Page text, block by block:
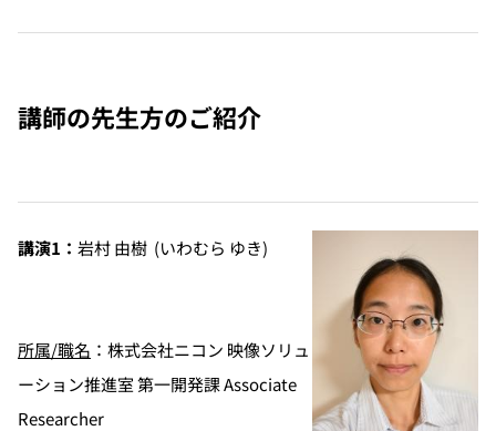
講師の先生方のご紹介
講演1： 岩村 由樹 (いわむら ゆき)
所属/職名 ：株式会社ニコン 映像ソリュ
ーション推進室 第一開発課 Associate
Researcher